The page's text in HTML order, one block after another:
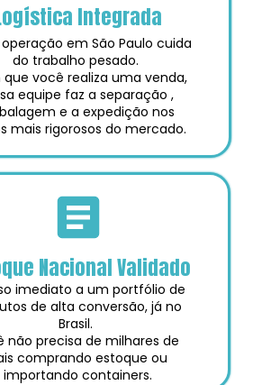
Nacional Validado
Integrada
operação em São Paulo cuida
do trabalho pesado.
que você realiza uma venda,
equipe faz a separação ,
e a expedição nos
mais rigorosos do mercado.
imediato a um portfólio de
de alta conversão, já no
Brasil.
não precisa de milhares de
comprando estoque ou
importando containers.